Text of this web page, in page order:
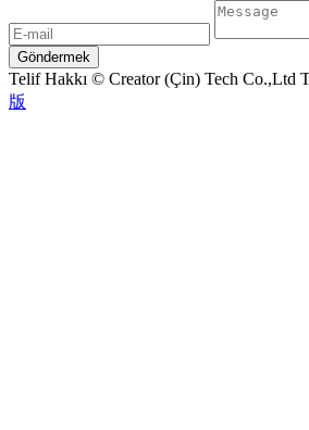
Göndermek
Telif Hakkı © Creator (Çin) Tech Co.,Ltd
版